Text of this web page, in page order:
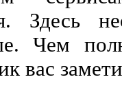
Здесь
Чем
вас